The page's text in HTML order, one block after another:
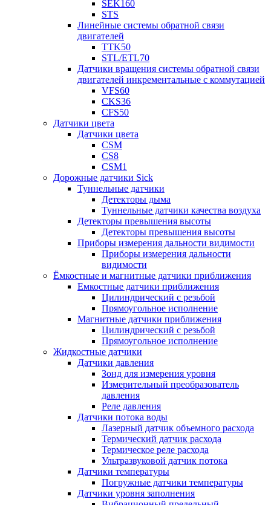
SEK160
STS
Линейные системы обратной связи
двигателей
TTK50
STL/ETL70
Датчики вращения системы обратной связи
двигателей инкрементальные с коммутацией
VFS60
CKS36
CFS50
Датчики цвета
Датчики цвета
CSM
CS8
CSM1
Дорожные датчики Sick
Туннельные датчики
Детекторы дыма
Туннельные датчики качества воздуха
Детекторы превышения высоты
Детекторы превышения высоты
Приборы измерения дальности видимости
Приборы измерения дальности
видимости
Ёмкостные и магнитные датчики приближения
Емкостные датчики приближения
Цилиндрический с резьбой
Прямоугольное исполнение
Магнитные датчики приближения
Цилиндрический с резьбой
Прямоугольное исполнение
Жидкостные датчики
Датчики давления
Зонд для измерения уровня
Измерительный преобразователь
давления
Реле давления
Датчики потока воды
Лазерный датчик объемного расхода
Термический датчик расхода
Термическое реле расхода
Ультразвуковой датчик потока
Датчики температуры
Погружные датчики температуры
Датчики уровня заполнения